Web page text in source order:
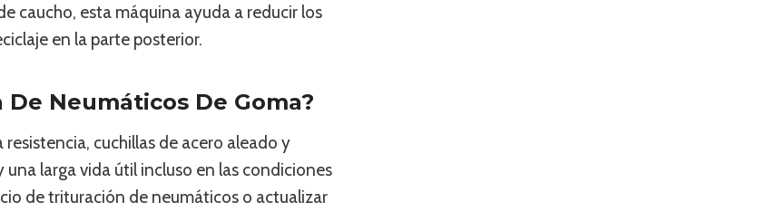
caucho, esta máquina ayuda a reducir los
en la parte posterior.
Neumáticos De Goma?
cuchillas de acero aleado y
larga vida útil incluso en las condiciones
de trituración de neumáticos o actualizar